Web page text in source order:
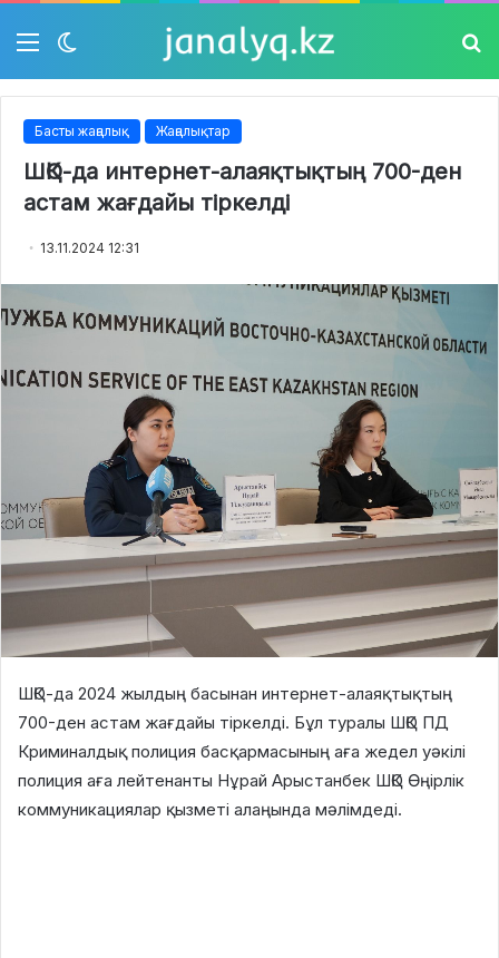
Мәзір
skin
Басты жаңалық Жаңалықтар
ШҚО-да интернет-алаяқтықтың 700-ден
астам жағдайы тіркелді
13.11.2024 12:31
ШҚО-да 2024 жылдың басынан интернет-алаяқтықтың
700-ден астам жағдайы тіркелді. Бұл туралы ШҚО ПД
Криминалдық полиция басқармасының аға жедел уәкілі
полиция аға лейтенанты Нұрай Арыстанбек ШҚО Өңірлік
коммуникациялар қызметі алаңында мәлімдеді.